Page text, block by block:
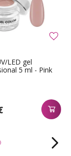
LED gel
5 ml - Pink